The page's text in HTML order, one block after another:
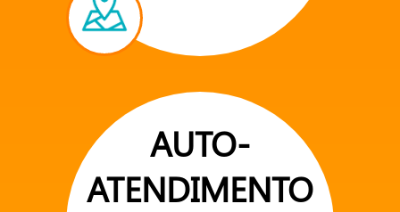
AUTO-
ATENDIMENTO